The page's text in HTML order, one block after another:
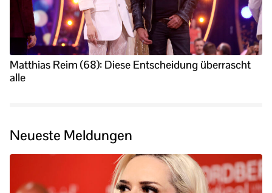
Matthias Reim (68): Diese Entscheidung überrascht
alle
Neueste Meldungen